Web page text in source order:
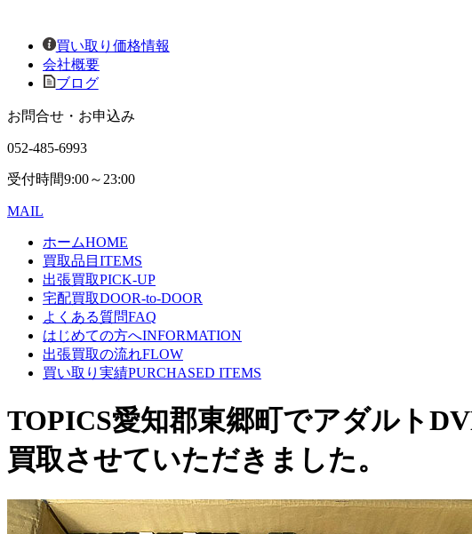
買い取り価格情報
会社概要
ブログ
お問合せ・お申込み
052-485-6993
受付時間9:00～23:00
MAIL
ホームHOME
買取品目 ITEMS
出張買取PICK-UP
宅配買取DOOR-to-DOOR
よくある質問FAQ
はじめての方へINFORMATION
出張買取の流れFLOW
買い取り実績PURCHASED ITEMS
TOPICS愛知郡東郷町でアダルト
買取させていただきました。